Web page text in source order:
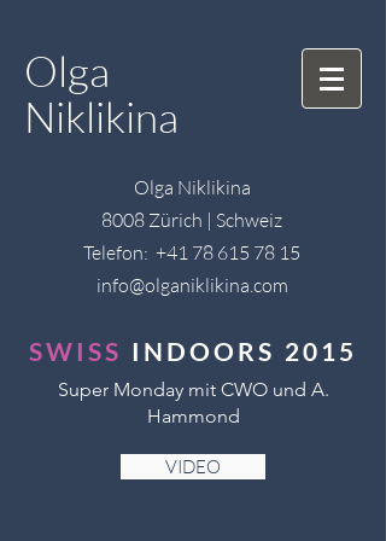
Olga
Niklikina
Olga Niklikina
8008 Zürich | Schweiz
Telefon: +41 78 615 78 15
info@olganiklikina.com
SWISS INDOORS 2015
Super Monday mit CWO und A.
Hammond
VIDEO